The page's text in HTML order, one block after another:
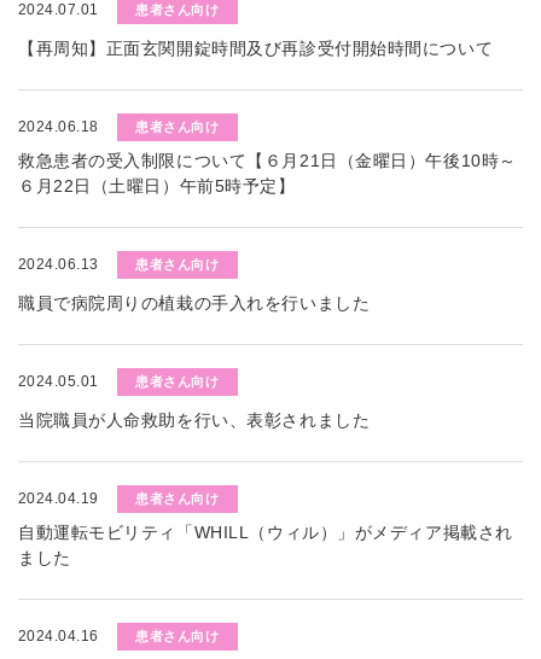
2024.07.01 患者さん向け
【再周知】正面玄関開錠時間及び再診受付開始時間について
2024.06.18 患者さん向け
救急患者の受入制限について【６月21日（金曜日）午後10時～
６月22日（土曜日）午前5時予定】
2024.06.13 患者さん向け
職員で病院周りの植栽の手入れを行いました
2024.05.01 患者さん向け
当院職員が人命救助を行い、表彰されました
2024.04.19 患者さん向け
自動運転モビリティ「WHILL（ウィル）」がメディア掲載され
ました
2024.04.16 患者さん向け